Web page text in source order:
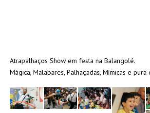
Atrapalhaços Show em festa na Balangolé.
Mágica, Malabares, Palhaçadas, Mímicas e pura